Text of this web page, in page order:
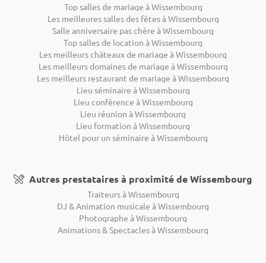
Top salles de mariage à Wissembourg
Les meilleures salles des fêtes à Wissembourg
Salle anniversaire pas chère à Wissembourg
Top salles de location à Wissembourg
Les meilleurs châteaux de mariage à Wissembourg
Les meilleurs domaines de mariage à Wissembourg
Les meilleurs restaurant de mariage à Wissembourg
Lieu séminaire à Wissembourg
Lieu conférence à Wissembourg
Lieu réunion à Wissembourg
Lieu formation à Wissembourg
Hôtel pour un séminaire à Wissembourg
Autres prestataires à proximité de Wissembourg
Traiteurs à Wissembourg
DJ & Animation musicale à Wissembourg
Photographe à Wissembourg
Animations & Spectacles à Wissembourg